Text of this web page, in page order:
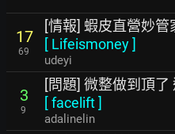
17
69
[情報] 蝦皮直營妙
[ Lifeismoney]
udeyi
3
9
[問題] 微整做到頂了
[facelift]
adalinelin